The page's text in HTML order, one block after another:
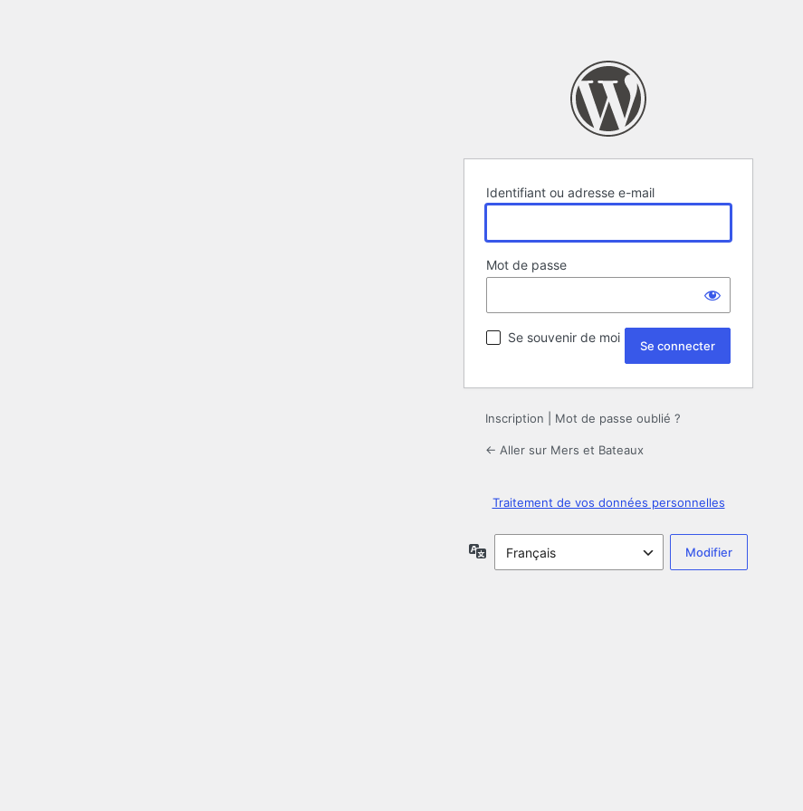
Identifiant ou adresse e-mail
Mot de passe
Se souvenir de moi
Inscription Mot de passe oublié ?
← Aller sur Mers et Bateaux
Traitement de vos données personnelles
Langue